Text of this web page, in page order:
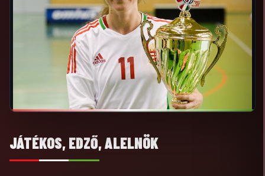
JÁTÉKOS, EDZŐ, ALELNÖK